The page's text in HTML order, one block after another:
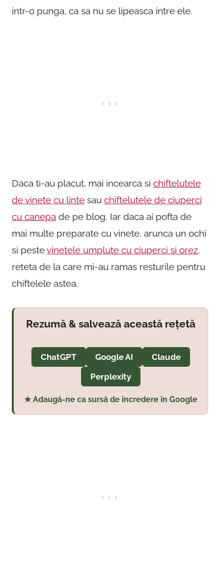
intr-o punga, ca sa nu se lipeasca intre ele.
Daca ti-au placut, mai incearca si chiftelutele
de vinete cu linte sau chiftelutele de ciuperci
cu canepa de pe blog. Iar daca ai pofta de
mai multe preparate cu vinete, arunca un ochi
si pestevinetele umplute cu ciuperci si orez,
reteta de la care mi-au ramas resturile pentru
chiftelele astea.
Rezumă & salvează această rețetă
ChatGPT Google AI
Claude
Perplexity
★ Adaugă-ne ca sursă de încredere în Google